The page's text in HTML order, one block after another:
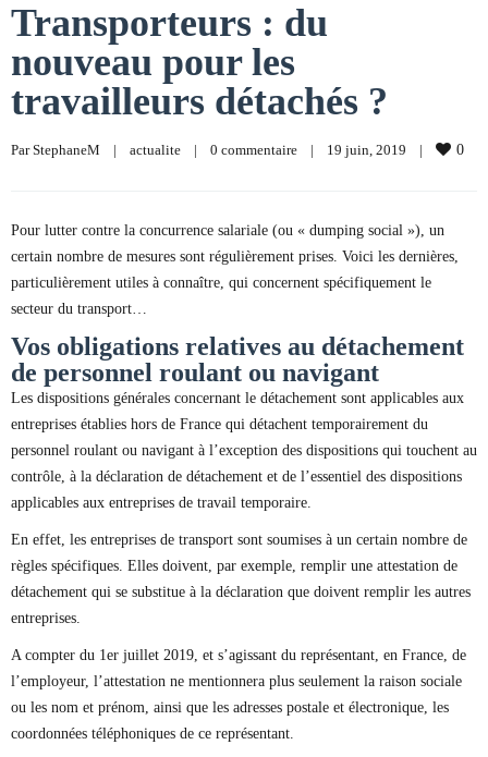
Transporteurs : du
nouveau pour les
travailleurs détachés ?
Par StephaneM | actualite | 0 commentaire | 19 juin, 2019 | 0
Pour lutter contre la concurrence salariale (ou « dumping social »), un
certain nombre de mesures sont régulièrement prises. Voici les dernières,
particulièrement utiles à connaître, qui concernent spécifiquement le
secteur du transport…
Vos obligations relatives au détachement
de personnel roulant ou navigant
Les dispositions générales concernant le détachement sont applicables aux
entreprises établies hors de France qui détachent temporairement du
personnel roulant ou navigant à l’exception des dispositions qui touchent au
contrôle, à la déclaration de détachement et de l’essentiel des dispositions
applicables aux entreprises de travail temporaire.
En effet, les entreprises de transport sont soumises à un certain nombre de
règles spécifiques. Elles doivent, par exemple, remplir une attestation de
détachement qui se substitue à la déclaration que doivent remplir les autres
entreprises.
A compter du 1er juillet 2019, et s’agissant du représentant, en France, de
l’employeur, l’attestation ne mentionnera plus seulement la raison sociale
ou les nom et prénom, ainsi que les adresses postale et électronique, les
coordonnées téléphoniques de ce représentant.